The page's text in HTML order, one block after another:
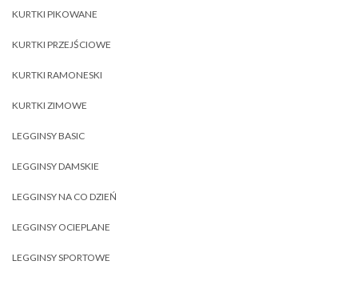
KURTKI PIKOWANE
KURTKI PRZEJŚCIOWE
KURTKI RAMONESKI
KURTKI ZIMOWE
LEGGINSY BASIC
LEGGINSY DAMSKIE
LEGGINSY NA CO DZIEŃ
LEGGINSY OCIEPLANE
LEGGINSY SPORTOWE